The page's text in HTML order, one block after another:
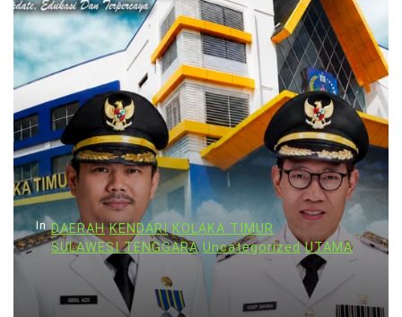
In DAERAH KENDARI KOLAKA TIMUR
SULAWESI TENGGARA Uncategorized UTAMA